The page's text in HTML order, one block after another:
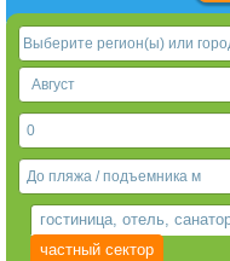
Отзывы
Справочный раздел
Видео
3D туры
Веб-камеры
гостиница, отель,
частный сектор